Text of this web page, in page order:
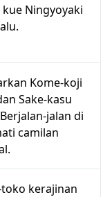
dunia lama
sempurna
berbahasa
Ningyoyaki
Kome-koji
Sake-kasu
jalan di
camilan
kerajinan